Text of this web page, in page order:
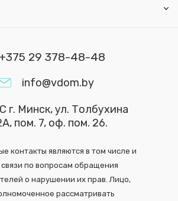
+375 29 378-48-48
info@vdom.by
г. Минск, ул. Толбухина
пом. 7, оф. пом. 26.
контакты являются в том числе и
по вопросам обращения
о нарушении их прав. Лицо,
рассматривать